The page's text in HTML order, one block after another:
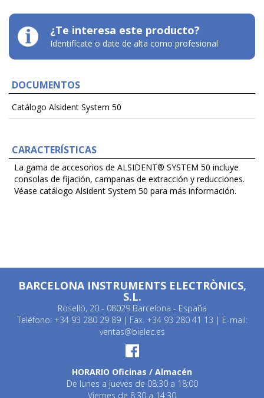
¿Te interesa este producto?
Identifícate o date de alta como profesional
DOCUMENTOS
Catálogo Alsident System 50
CARACTERÍSTICAS
La gama de accesorios de ALSIDENT® SYSTEM 50 incluye
consolas de fijación, campanas de extracción y reducciones.
Véase catálogo Alsident System 50 para más información.
BARCELONA INSTRUMENTS ELECTRÒNICS,
S.L.
Roselló, 20 - 08029 Barcelona - España
Teléfono: +34 93 280 29 89 | Fax. +34 93 280 41 13 | E-mail:
ventas@bielec.es
HORARIO Oficinas / Almacén
De lunes a jueves de 08:30 a 18:00
Viernes de 8:30 a 14:30